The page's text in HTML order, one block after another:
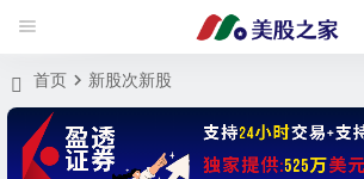
首页 新股次新股